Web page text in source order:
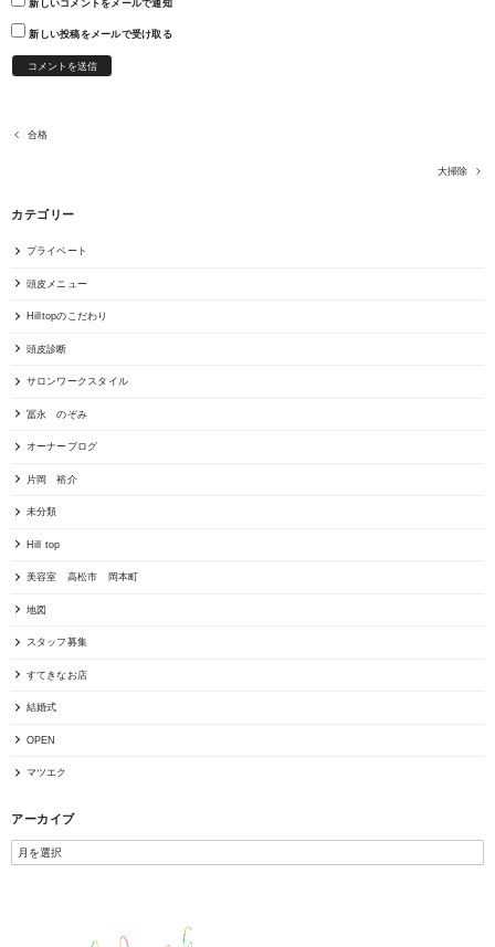
新しいコメントをメールで通知
新しい投稿をメールで受け取る
合格
大掃除
カテゴリー
プライベート
頭皮メニュー
Hilltopのこだわり
頭皮診断
サロンワークスタイル
冨永 のぞみ
オーナーブログ
片岡 裕介
未分類
Hill top
美容室 高松市 岡本町
地図
スタッフ募集
すてきなお店
結婚式
OPEN
マツエク
アーカイブ